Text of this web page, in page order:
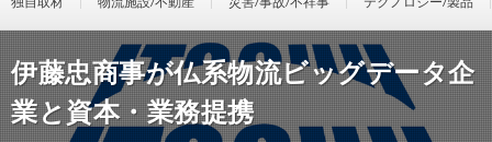
伊藤忠商事が仏系物流ビッグデータ企
業と資本・業務提携